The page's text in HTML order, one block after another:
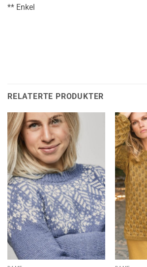
** Enkel
RELATERTE PRODUKTER